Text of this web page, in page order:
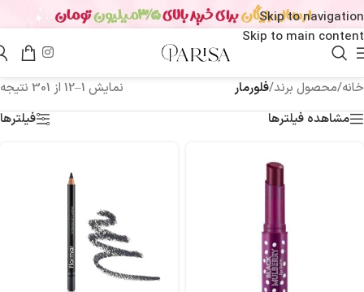
Skip to navigation
Skip to main content
خانه/محصول برند/فلورمار
نمایش 1–12 از 301 نتیجه
مشاهده فیلترها
فیلترها